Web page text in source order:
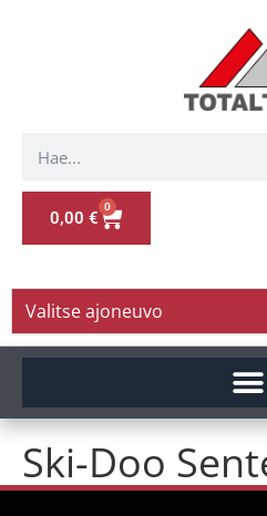
0,00 €
0
Valitse ajoneuvo
Ski-Doo